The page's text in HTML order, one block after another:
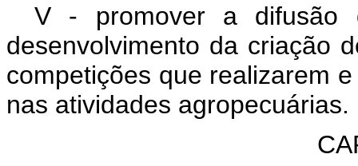
V - promover a difusão
desenvolvimento da criação
competições que realizarem
nas atividades agropecuárias.